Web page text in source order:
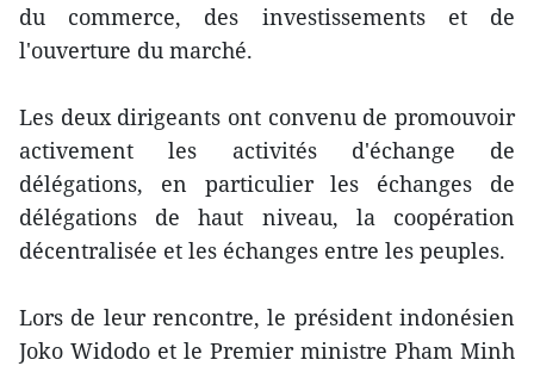
du commerce, des investissements et de
l'ouverture du marché.
Les deux dirigeants ont convenu de promouvoir
activement les activités d'échange de
délégations, en particulier les échanges de
délégations de haut niveau, la coopération
décentralisée et les échanges entre les peuples.
Lors de leur rencontre, le président indonésien
Joko Widodo et le Premier ministre Pham Minh